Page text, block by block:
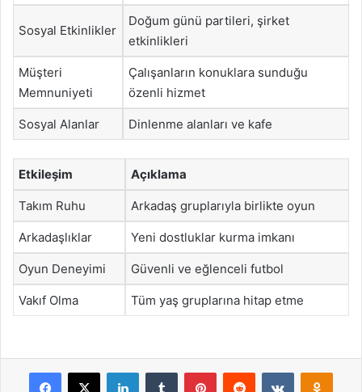
Sosyal Etkinlikler
Doğum günü partileri, şirket
etkinlikleri
Müşteri
Memnuniyeti
Çalışanların konuklara sunduğu
özenli hizmet
Sosyal Alanlar Dinlenme alanları ve kafe
Etkileşim Açıklama
Takım Ruhu Arkadaş gruplarıyla birlikte oyun
Arkadaşlıklar Yeni dostluklar kurma imkanı
Oyun Deneyimi Güvenli ve eğlenceli futbol
Vakıf Olma Tüm yaş gruplarına hitap etme
Facebook
X LinkedInTumblr PinterestReddit VKontakte